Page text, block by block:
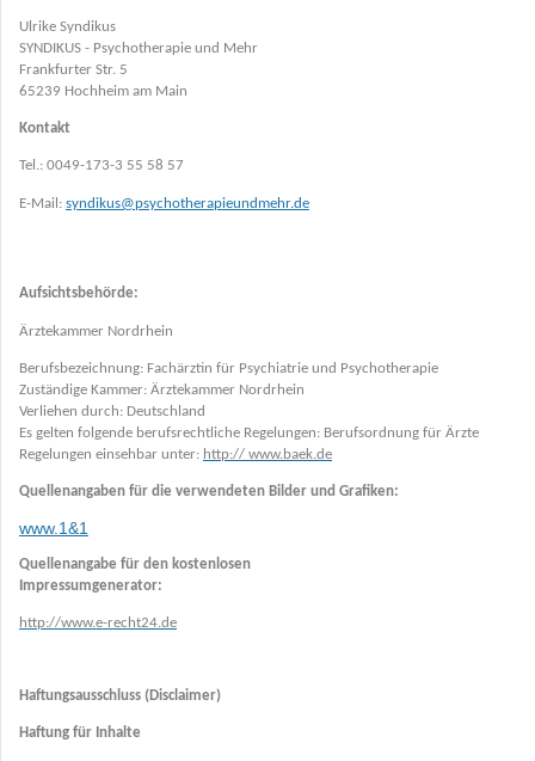
Ulrike Syndikus
SYNDIKUS - Psychotherapie und Mehr
Frankfurter Str. 5
65239 Hochheim am Main
Kontakt
Tel.: 0049-173-3 55 58 57
E-Mail: syndikus@psychotherapieundmehr.de
Aufsichtsbehörde:
Ärztekammer Nordrhein
Berufsbezeichnung: Fachärztin für Psychiatrie und Psychotherapie
Zuständige Kammer: Ärztekammer Nordrhein
Verliehen durch: Deutschland
Es gelten folgende berufsrechtliche Regelungen: Berufsordnung für Ärzte
Regelungen einsehbar unter: http:// www.baek.de
Quellenangaben für die verwendeten Bilder und Grafiken:
www.1&1
Quellenangabe für den kostenlosen
Impressumgenerator:
http://www.e-recht24.de
Haftungsausschluss (Disclaimer)
Haftung für Inhalte